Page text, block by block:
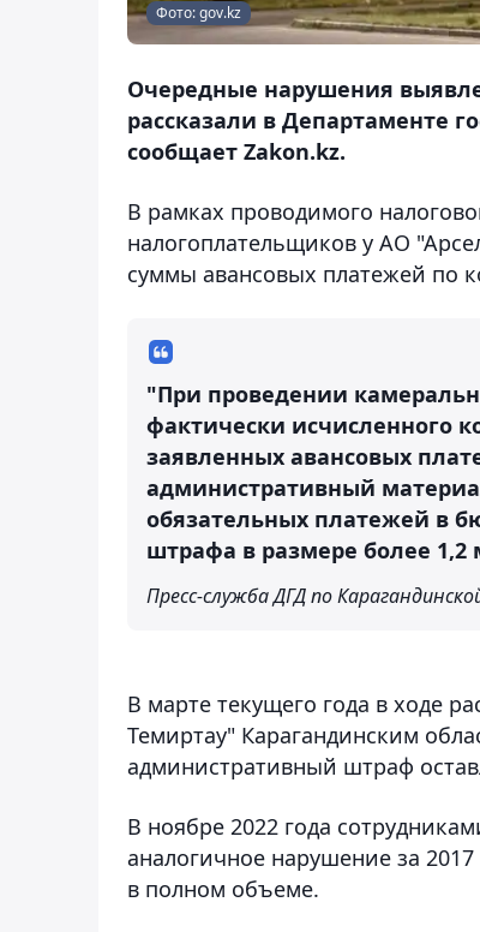
Фото: gov.kz
Очередные нарушения
рассказали в Департаменте
сообщает Zakon.kz.
В рамках проводимого
налогоплательщиков у АО
суммы авансовых платежей по
"При проведении
фактически исчисленного
заявленных авансовых
административный
обязательных платежей в
штрафа в размере более 1,2
Пресс-служба ДГД по
В марте текущего года в ходе
Темиртау" Карагандинским
административный штраф
В ноябре 2022 года
аналогичное нарушение за
в полном объеме.